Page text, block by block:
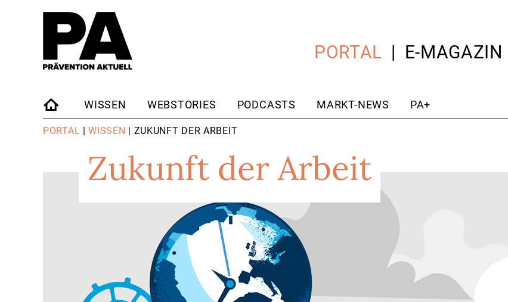
PORTAL E-MAGAZIN
STARTSEITE
WISSEN WEBSTORIES PODCASTS MARKT-NEWS PA+
PORTAL |WISSEN | ZUKUNFT DER ARBEIT
Zukunft der Arbeit